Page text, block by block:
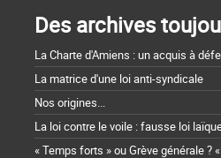
Des archives
La Charte d'Amiens : un acquis à
La matrice d'une loi anti-syndicale
Nos origines...
La loi contre le voile : fausse loi
« Temps forts » ou Grève générale ?